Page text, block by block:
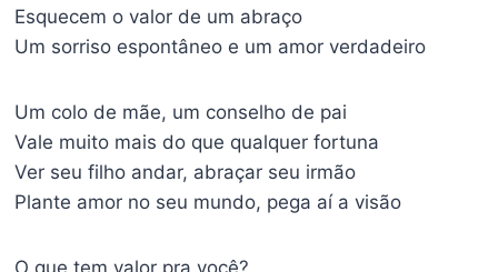
Esquecem o valor de um abraço
Um sorriso espontâneo e um amor verdadeiro
Um colo de mãe, um conselho de pai
Vale muito mais do que qualquer fortuna
Ver seu filho andar, abraçar seu irmão
Plante amor no seu mundo, pega aí a visão